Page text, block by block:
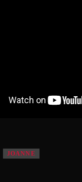
JOANNE